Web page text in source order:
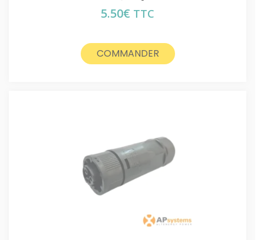
5.50€ TTC
COMMANDER